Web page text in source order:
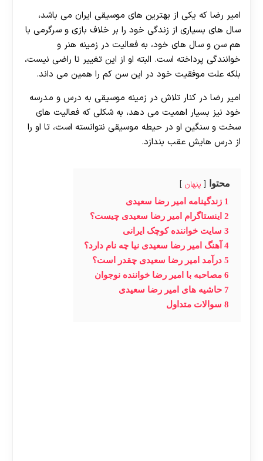
امیر رضا که یکی از بهترین های موسیقی ایران می باشد،
سال های بسیاری از زندگی خود را بر خلاف بازی و سرگرمی با
هم سن و سال های خود، به فعالیت در زمینه هنر و
خوانندگی پرداخته است. البته او از این تغییر نا راضی نیست،
بلکه علت موفقیت خود در این سن کم را همین می داند.
امیر رضا در کنار تلاش در زمینه موسیقی به درس و مدرسه
خود نیز بسیار اهمیت می دهد، به شکلی که فعالیت های
سخت و سنگین او در حیطه موسیقی نتوانسته است، تا او را
از درس هایش عقب بندازد.
محتوا پنهان
1 زندگینامه امیر رضا سعیدی
2 اینستاگرام امیر رضا سعیدی چیست؟
3 سایت خواننده کوچک ایرانی
4 آهنگ امیر رضا سعیدی نیا چه نام دارد؟
5 درآمد امیر رضا سعیدی چقدر است؟
6 مصاحبه با امیر رضا خواننده نوجوان
7 حاشیه های امیر رضا سعیدی
8 سوالات متداول